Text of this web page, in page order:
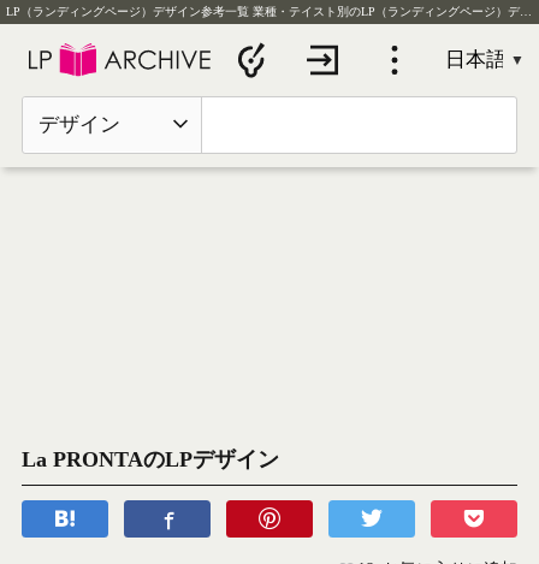
LP（ランディングページ）デザイン参考一覧 業種・テイスト別のLP（ランディングページ）デザイン実例を毎日更新
デザイン
La PRONTAのLPデザイン